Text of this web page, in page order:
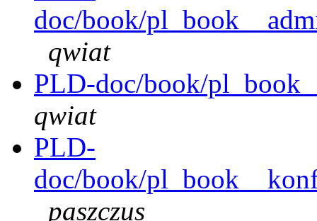
doc/book/
qwiat
PLD-doc/book/
qwiat
PLD-
doc/book/
paszczus